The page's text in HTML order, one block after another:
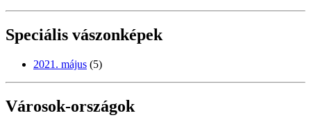
Speciális vászonképek
2021. május (5)
Városok-országok